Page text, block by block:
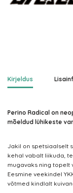
Kirjeldus
Perino Radical on
mõeldud lühikeste
Jakil on spetsiaalselt
kehal vabalt liikuda,
mugavaks ning topelt
Eesmine veekindel
võtmed kindlalt